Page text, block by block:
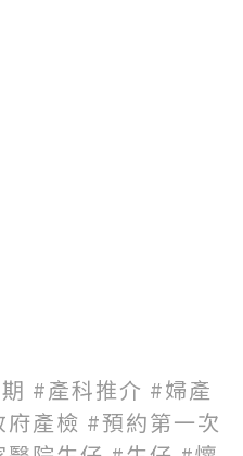
#產科推介 #婦產
產檢 #預約第一次